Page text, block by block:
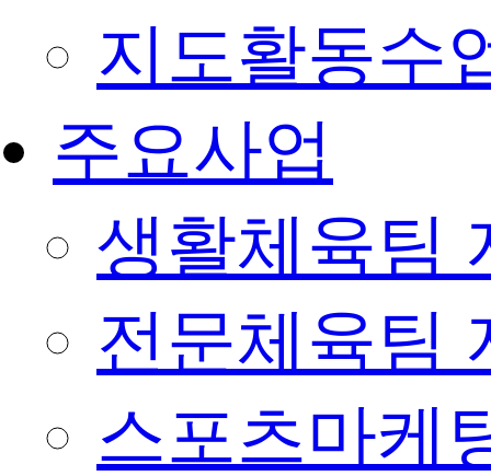
지도활동수
주요사업
생활체육팀
전문체육팀
스포츠마케